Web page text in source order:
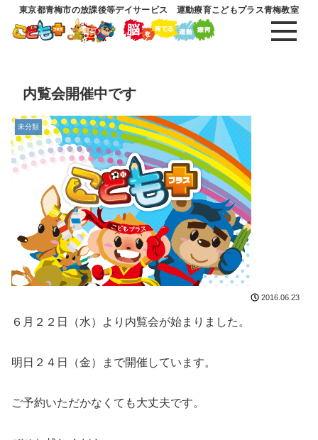
東京都青梅市の放課後等デイサービス 運動療育こどもプラス青梅教室
内覧会開催中です
未分類
2016.06.23
６月２２日（水）より内覧会が始まりました。
明日２４日（金）まで開催しています。
ご予約いただかなくても大丈夫です。